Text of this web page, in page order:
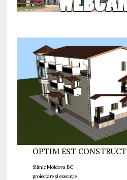
OPTIM EST CONSTRUCT
Slănic Moldova BC
proiectare și execuție